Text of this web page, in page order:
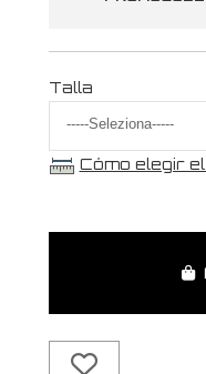
Talla
Cómo elegir